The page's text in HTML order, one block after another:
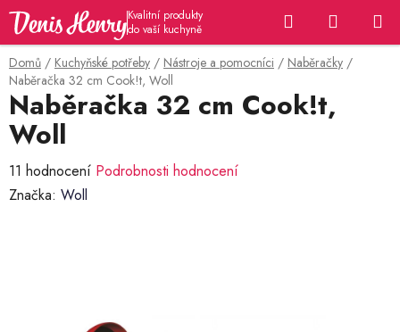
Přejít
obsah
Hledat
KOŠÍK
Domů / Kuchyňské potřeby / Nástroje a pomocníci / Naběračky /
Naběračka 32 cm Cook!t, Woll
Naběračka 32 cm Cook!t,
Woll
Průměrné
hodnocení
11 hodnocení Podrobnosti hodnocení
Značka: Woll